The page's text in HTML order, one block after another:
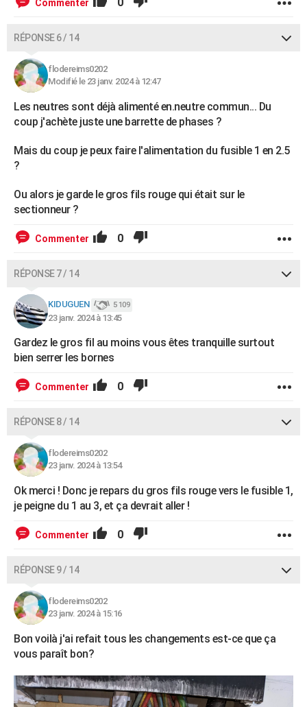
Commenter
RÉPONSE 6 / 14
flodereims0202
Modifié le 23 janv. 2024 à 12:47
Les neutres sont déjà alimenté en.neutre commun... Du
coup j'achète juste une barrette de phases ?
Mais du coup je peux faire l'alimentation du fusible 1 en 2.5
?
Ou alors je garde le gros fils rouge qui était sur le
sectionneur ?
Commenter 0
RÉPONSE 7 / 14
KIDUGUEN 5 109
23 janv. 2024 à 13:45
Gardez le gros fil au moins vous êtes tranquille surtout
bien serrer les bornes
Commenter 0
RÉPONSE 8 / 14
flodereims0202
23 janv. 2024 à 13:54
Ok merci ! Donc je repars du gros fils rouge vers le fusible 1,
je peigne du 1 au 3, et ça devrait aller !
Commenter 0
RÉPONSE 9 / 14
flodereims0202
23 janv. 2024 à 15:16
Bon voilà j'ai refait tous les changements est-ce que ça
vous paraît bon?